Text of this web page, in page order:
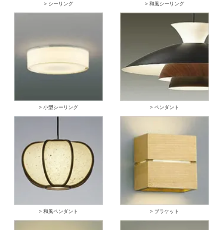
> シーリング > 和風シーリング
> 小型シーリング > ペンダント
> 和風ペンダント > ブラケット